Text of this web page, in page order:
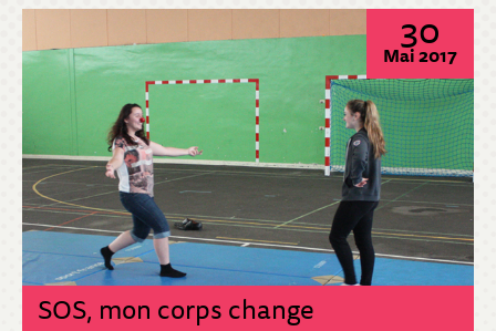
30
Mai 2017
SOS, mon corps change